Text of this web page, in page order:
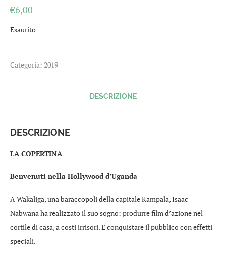
€6,00
Esaurito
Categoria: 2019
DESCRIZIONE
DESCRIZIONE
LA COPERTINA
Benvenuti nella Hollywood d’Uganda
A Wakaliga, una baraccopoli della capitale Kampala, Isaac
Nabwana ha realizzato il suo sogno: produrre film d’azione nel
cortile di casa, a costi irrisori. E conquistare il pubblico con effetti
speciali.